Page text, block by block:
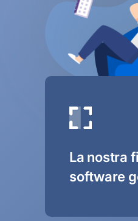
La nostra
software